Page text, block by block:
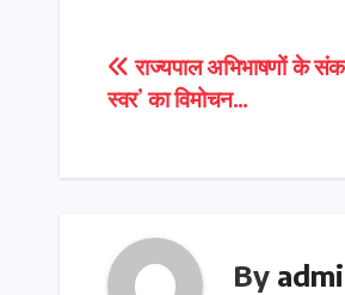
Post
navigation
राज्यपाल अभिभाषणों के
स्वर’ का विमोचन…
By